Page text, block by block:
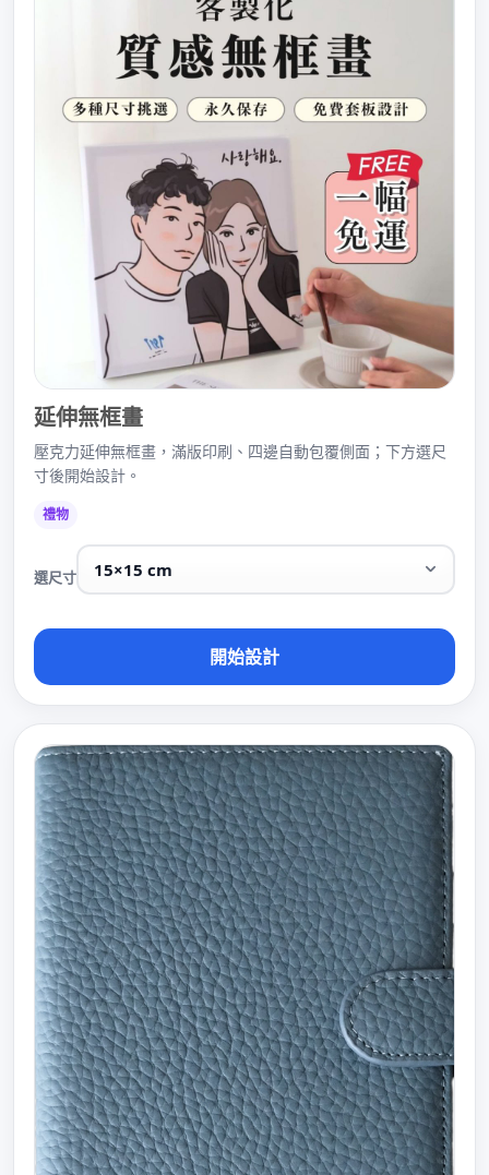
延伸無框畫
壓克力延伸無框畫，滿版印刷、四邊自動包覆側面；下方選尺
寸後開始設計。
禮物
選尺寸
開始設計